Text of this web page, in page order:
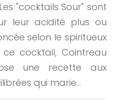
"cocktails Sour" sont
leur acidité plus ou
selon le spiritueux
ce cocktail, Cointreau
une recette aux
qui marie...